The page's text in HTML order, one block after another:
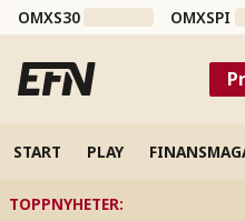
OMXS30 OMXSPI
START PLAY
TOPPNYHETER: